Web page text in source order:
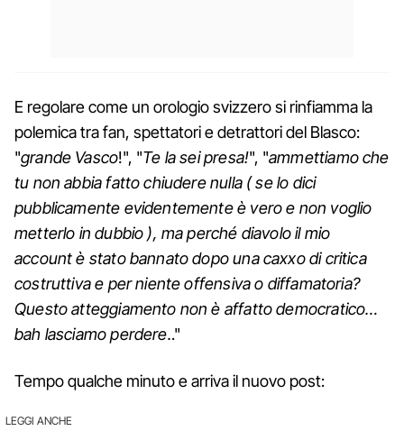
E regolare come un orologio svizzero si rinfiamma la
polemica tra fan, spettatori e detrattori del Blasco:
"grande Vasco!", "Te la sei presa!", "ammettiamo che
tu non abbia fatto chiudere nulla ( se lo dici
pubblicamente evidentemente è vero e non voglio
metterlo in dubbio ), ma perché diavolo il mio
account è stato bannato dopo una caxxo di critica
costruttiva e per niente offensiva o diffamatoria?
Questo atteggiamento non è affatto democratico…
bah lasciamo perdere.."
Tempo qualche minuto e arriva il nuovo post:
LEGGI ANCHE